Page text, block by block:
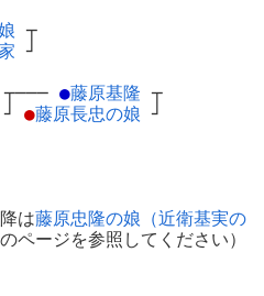
┬
┘
┬
┘
─── ●藤原基隆 ┬
●藤原長忠の娘 ┘
は藤原忠隆の娘（近衛基実の
のページを参照してください）